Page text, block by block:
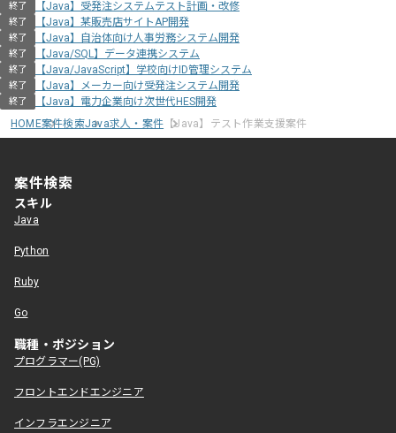
終了 【Java】受発注システムテスト計画・改修
終了 【Java】某販売店サイトAP開発
終了 【Java】自治体向け人事労務システム開発
終了 【Java/SQL】データ連携システム
終了 【Java/JavaScript】学校向けID管理システム
終了 【Java】メーカー向け受発注システム開発
終了
【Java】電力企業向け次世代HES開発
HOME案件検索Java求人・案件 【Java】テスト作業支援案件
案件検索
スキル
Java
Python
Ruby
Go
職種・ポジション
プログラマー(PG)
フロントエンドエンジニア
インフラエンジニア